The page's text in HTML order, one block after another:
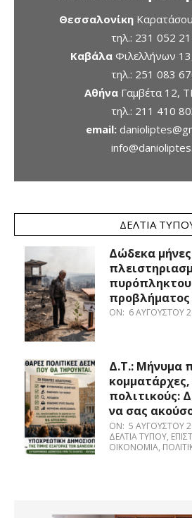
Θεσσαλονίκη
τηλ.: 231 052
ΚαβάλαΦιλελλήνων
τηλ.: 251 083
ΑθήναΓαμβέτα 12,
τηλ.: 211 410
email:
ΔΕΛΤΊΑ
Δώδεκα
προβλήματος
ON: 6 ΑΥΓΟΎΣΤΟΥ
Δ.Τ.: Μήνυμα
πολιτικούς:
να σας
ON: 5 ΑΥΓΟΎΣΤΟΥ
ΔΕΛΤΊΑ ΤΎΠΟΥ,
ΟΙΚΟΝΟΜΊΑ,